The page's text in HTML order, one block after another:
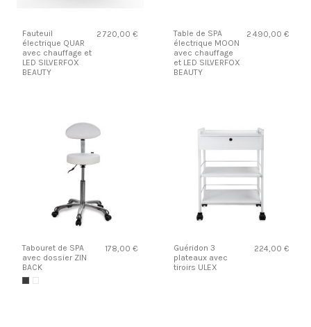
Fauteuil
électrique QUAR
avec chauffage et
LED SILVERFOX
BEAUTY
2 720,00 €
Table de SPA
électrique MOON
avec chauffage
et LED SILVERFOX
BEAUTY
2 490,00 €
Tabouret de SPA
avec dossier ZIN
BACK
178,00 €
Guéridon 3
plateaux avec
tiroirs ULEX
224,00 €